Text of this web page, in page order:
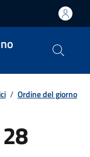
/ Ordine del giorno